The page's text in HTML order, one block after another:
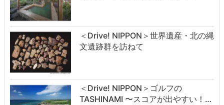
＜Drive! NIPPON＞世界遺産・北の縄
文遺跡群を訪ねて
＜Drive! NIPPON＞ゴルフの
TASHINAMI 〜スコアが出やすい！…